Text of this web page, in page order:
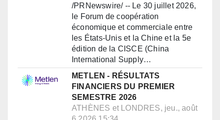
/PRNewswire/ -- Le 30 juillet 2026,
le Forum de coopération
économique et commerciale entre
les États-Unis et la Chine et la 5e
édition de la CISCE (China
International Supply…
METLEN - RÉSULTATS
FINANCIERS DU PREMIER
SEMESTRE 2026
ATHÈNES et LONDRES, jeu., août